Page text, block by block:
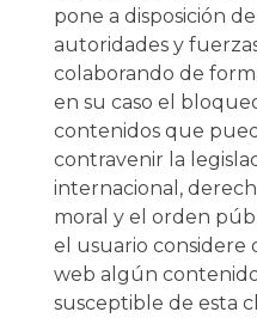
pone a disposición
autoridades y
colaborando de
en su caso el
contenidos que
contravenir la
internacional,
moral y el orden
el usuario considere
web algún
susceptible de esta